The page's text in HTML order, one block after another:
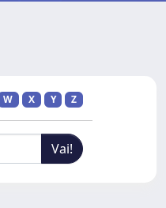
W X Y Z